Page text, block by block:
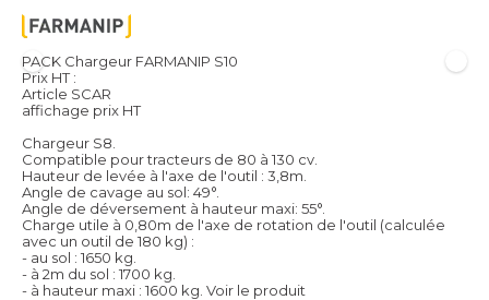
PACK Chargeur FARMANIP S10
Prix HT :
Article SCAR
affichage prix HT
Chargeur S8.
Compatible pour tracteurs de 80 à 130 cv.
Hauteur de levée à l'axe de l'outil : 3,8m.
Angle de cavage au sol: 49°.
Angle de déversement à hauteur maxi: 55°.
Charge utile à 0,80m de l'axe de rotation de l'outil (calculée
avec un outil de 180 kg) :
- au sol : 1650 kg.
- à 2m du sol : 1700 kg.
- à hauteur maxi : 1600 kg. Voir le produit